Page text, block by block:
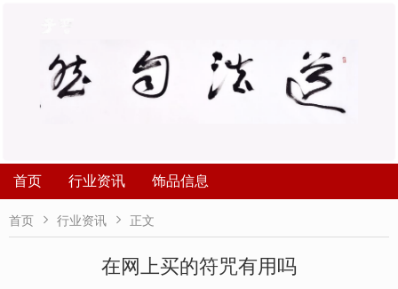
首页 行业资讯 饰品信息
首页  行业资讯  正文
在网上买的符咒有用吗